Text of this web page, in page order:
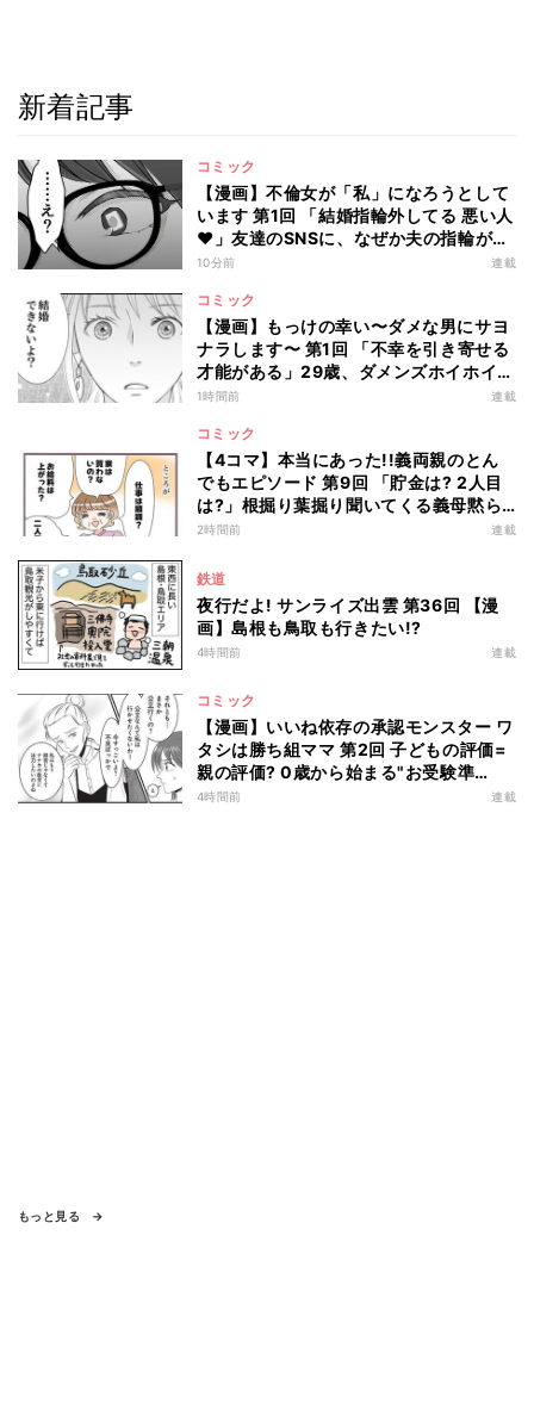
新着記事
コミック
【漫画】不倫女が「私」になろうとして
います 第1回 「結婚指輪外してる 悪い人
♥」友達のSNSに、なぜか夫の指輪が…
10分前 連載
コミック
【漫画】もっけの幸い〜ダメな男にサヨ
ナラします〜 第1回 「不幸を引き寄せる
才能がある」29歳、ダメンズホイホイを
卒業した私のはずが…
1時間前 連載
コミック
【4コマ】本当にあった!!義両親のとん
でもエピソード 第9回 「貯金は? 2人目
は?」根掘り葉掘り聞いてくる義母黙ら
せた一言
2時間前 連載
鉄道
夜行だよ! サンライズ出雲 第36回 【漫
画】島根も鳥取も行きたい!?
4時間前 連載
コミック
【漫画】いいね依存の承認モンスター ワ
タシは勝ち組ママ 第2回 子どもの評価=
親の評価? 0歳から始まる"お受験準
備"とは…
4時間前 連載
もっと見る